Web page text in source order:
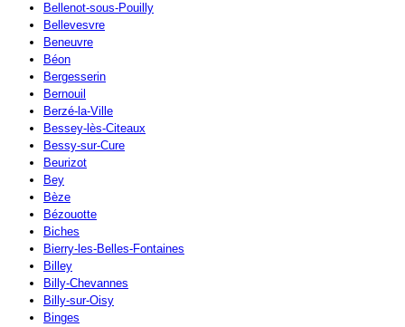
Bellenot-sous-Pouilly
Bellevesvre
Beneuvre
Béon
Bergesserin
Bernouil
Berzé-la-Ville
Bessey-lès-Citeaux
Bessy-sur-Cure
Beurizot
Bey
Bèze
Bézouotte
Biches
Bierry-les-Belles-Fontaines
Billey
Billy-Chevannes
Billy-sur-Oisy
Binges